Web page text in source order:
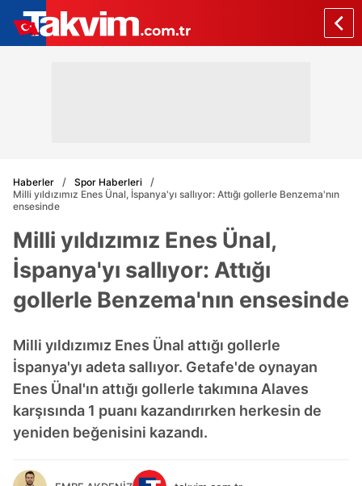
Haberler
Spor Haberleri
Milli yıldızımız Enes Ünal, İspanya'yı sallıyor: Attığı gollerle Benzema'nın
ensesinde
Milli yıldızımız Enes Ünal,
İspanya'yı sallıyor: Attığı
gollerle Benzema'nın ensesinde
Milli yıldızımız Enes Ünal attığı gollerle
İspanya'yı adeta sallıyor. Getafe'de oynayan
Enes Ünal'ın attığı gollerle takımına Alaves
karşısında 1 puanı kazandırırken herkesin de
yeniden beğenisini kazandı.